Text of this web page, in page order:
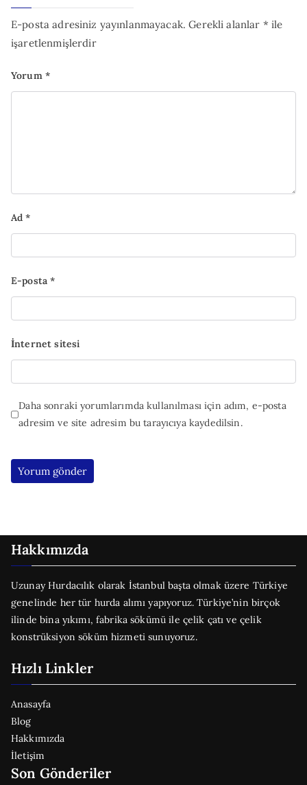
E-posta adresiniz yayınlanmayacak. Gerekli alanlar * ile
işaretlenmişlerdir
Yorum *
Ad*
E-posta*
İnternet sitesi
Daha sonraki yorumlarımda kullanılması için adım, e-posta
adresim ve site adresim bu tarayıcıya kaydedilsin.
Hakkımızda
Uzunay Hurdacılık olarak İstanbul başta olmak üzere Türkiye
genelinde her tür hurda alımı yapıyoruz. Türkiye’nin birçok
ilinde bina yıkımı, fabrika sökümü ile çelik çatı ve çelik
konstrüksiyon söküm hizmeti sunuyoruz.
Hızlı Linkler
Anasayfa
Blog
Hakkımızda
İletişim
Son Gönderiler